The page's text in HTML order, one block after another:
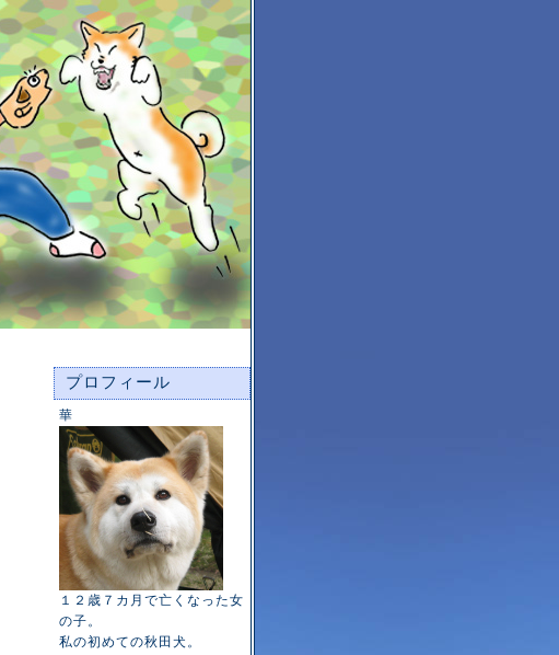
プロフィール
華
１２歳７カ月で亡くなった女
の子。
私の初めての秋田犬。